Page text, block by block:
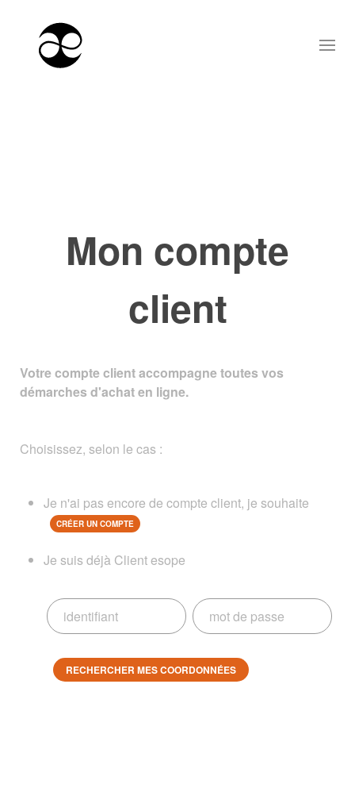
Mon compte
client
Votre compte client accompagne toutes vos
démarches d'achat en ligne.
Choisissez, selon le cas :
Je n'ai pas encore de compte client, je souhaite
CRÉER UN COMPTE
Je suis déjà Client esope
RECHERCHER MES COORDONNÉES